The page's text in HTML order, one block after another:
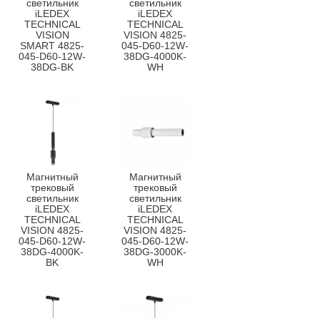
светильник
iLEDEX
TECHNICAL
VISION
SMART 4825-
045-D60-12W-
38DG-BK
светильник
iLEDEX
TECHNICAL
VISION 4825-
045-D60-12W-
38DG-4000K-
WH
Магнитный
трековый
светильник
iLEDEX
TECHNICAL
VISION 4825-
045-D60-12W-
38DG-4000K-
BK
Магнитный
трековый
светильник
iLEDEX
TECHNICAL
VISION 4825-
045-D60-12W-
38DG-3000K-
WH